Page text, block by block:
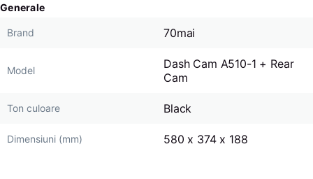
Generale
Brand 70mai
Model
Dash Cam A510-1 + Rear
Cam
Ton culoare Black
Dimensiuni (mm) 580 x 374 x 188